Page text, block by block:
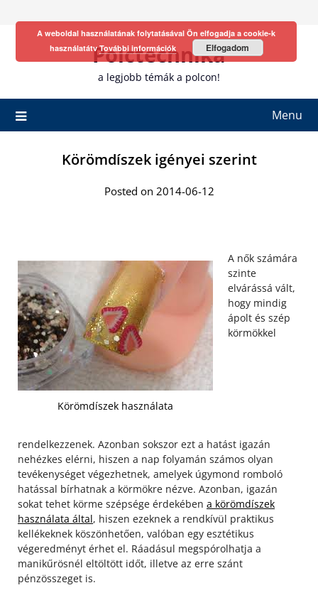
Polctechnika
a legjobb témák a polcon!
Menu
Körömdíszek igényei szerint
Posted on 2014-06-12
Körömdíszek használata
A nők számára
szinte
elvárássá vált,
hogy mindig
ápolt és szép
körmökkel
rendelkezzenek. Azonban sokszor ezt a hatást igazán
nehézkes elérni, hiszen a nap folyamán számos olyan
tevékenységet végezhetnek, amelyek úgymond romboló
hatással bírhatnak a körmökre nézve. Azonban, igazán
sokat tehet körme szépsége érdekében a körömdíszek
használata által, hiszen ezeknek a rendkívül praktikus
kellékeknek köszönhetően, valóban egy esztétikus
végeredményt érhet el. Ráadásul megspórolhatja a
manikűrösnél eltöltött időt, illetve az erre szánt
pénzösszeget is.
A weboldal használatának folytatásával Ön elfogadja a cookie-k
használatátvTovábbi információk Elfogadom